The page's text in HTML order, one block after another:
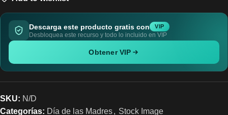
Descarga este producto gratis con VIP
Desbloquea este recurso y todo lo incluido en VIP
Obtener VIP
SKU: N/D
Categorías: Día de las Madres, Stock Image